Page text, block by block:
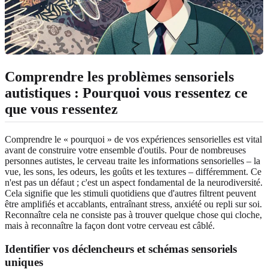
Comprendre les problèmes sensoriels
autistiques : Pourquoi vous ressentez ce
que vous ressentez
Comprendre le « pourquoi » de vos expériences sensorielles est vital
avant de construire votre ensemble d'outils. Pour de nombreuses
personnes autistes, le cerveau traite les informations sensorielles – la
vue, les sons, les odeurs, les goûts et les textures – différemment. Ce
n'est pas un défaut ; c'est un aspect fondamental de la neurodiversité.
Cela signifie que les stimuli quotidiens que d'autres filtrent peuvent
être amplifiés et accablants, entraînant stress, anxiété ou repli sur soi.
Reconnaître cela ne consiste pas à trouver quelque chose qui cloche,
mais à reconnaître la façon dont votre cerveau est câblé.
Identifier vos déclencheurs et schémas sensoriels
uniques